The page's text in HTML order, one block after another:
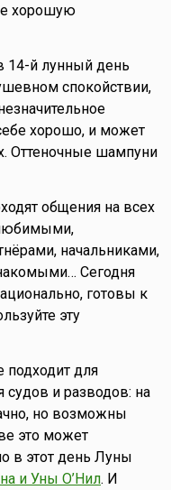
хорошую
14-й лунный день
спокойствии,
хорошо, и может
Оттеночные шампуни
общения на всех
начальниками,
Сегодня
готовы к
эту
подходит для
и разводов: на
но возможны
это может
в этот день Луны
и Уны О’Нил. И